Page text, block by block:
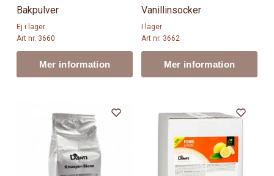
Bakpulver
Ej i lager
Art nr. 3660
Mer information
Vanillinsocker
I lager
Art nr. 3662
Mer information